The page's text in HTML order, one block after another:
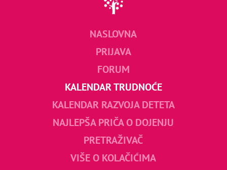
NASLOVNA
PRIJAVA
FORUM
KALENDAR TRUDNOĆE
KALENDAR RAZVOJA DETETA
NAJLEPŠA PRIČA O DOJENJU
PRETRAŽIVAČ
VIŠE O KOLAČIĆIMA